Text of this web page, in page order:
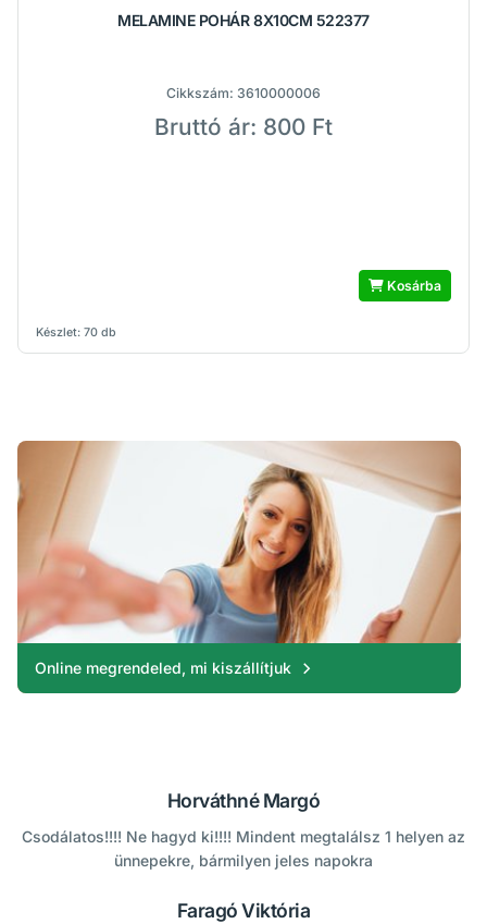
MELAMINE POHÁR 8X10CM 522377
Cikkszám: 3610000006
Készlet: 70 db
Bruttó ár: 800 Ft
Kosárba
Online megrendeled, mi kiszállítjuk
Horváthné Margó
Csodálatos!!!! Ne hagyd ki!!!! Mindent megtalálsz 1 helyen az
ünnepekre, bármilyen jeles napokra
Faragó Viktória